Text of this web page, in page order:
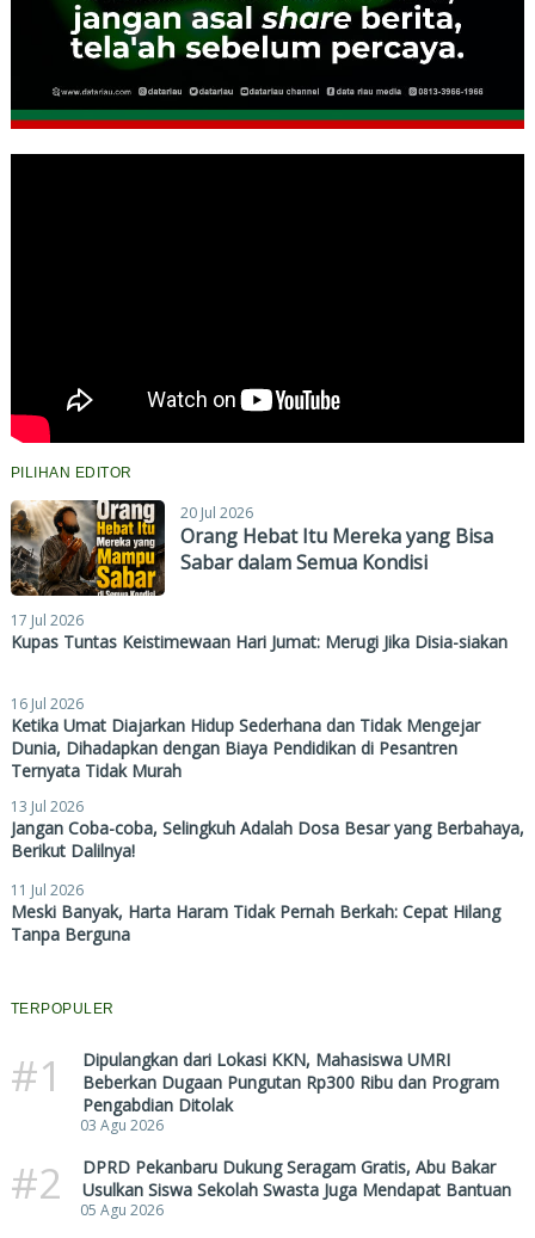
PILIHAN EDITOR
20 Jul 2026
Orang Hebat Itu Mereka yang Bisa
Sabar dalam Semua Kondisi
17 Jul 2026
Kupas Tuntas Keistimewaan Hari Jumat: Merugi Jika Disia-siakan
16 Jul 2026
Ketika Umat Diajarkan Hidup Sederhana dan Tidak Mengejar
Dunia, Dihadapkan dengan Biaya Pendidikan di Pesantren
Ternyata Tidak Murah
13 Jul 2026
Jangan Coba-coba, Selingkuh Adalah Dosa Besar yang Berbahaya,
Berikut Dalilnya!
11 Jul 2026
Meski Banyak, Harta Haram Tidak Pernah Berkah: Cepat Hilang
Tanpa Berguna
TERPOPULER
#1
Dipulangkan dari Lokasi KKN, Mahasiswa UMRI
Beberkan Dugaan Pungutan Rp300 Ribu dan Program
Pengabdian Ditolak
03 Agu 2026
#2
DPRD Pekanbaru Dukung Seragam Gratis, Abu Bakar
Usulkan Siswa Sekolah Swasta Juga Mendapat Bantuan
05 Agu 2026